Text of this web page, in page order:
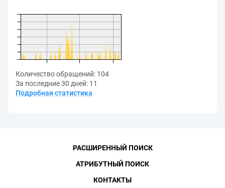
Количество обращений: 104
За последние 30 дней: 11
Подробная статистика
РАСШИРЕННЫЙ ПОИСК
АТРИБУТНЫЙ ПОИСК
КОНТАКТЫ